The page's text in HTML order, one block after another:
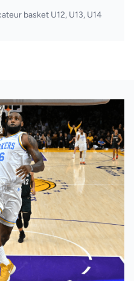
basket U12, U13, U14